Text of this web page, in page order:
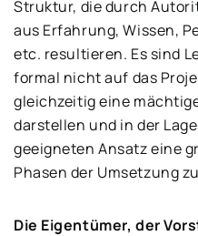
Struktur, die durch
aus Erfahrung, Wissen,
etc. resultieren. Es sind
formal nicht auf das
gleichzeitig eine
darstellen und in der
geeigneten Ansatz eine
Phasen der Umsetzung
Die Eigentümer, der